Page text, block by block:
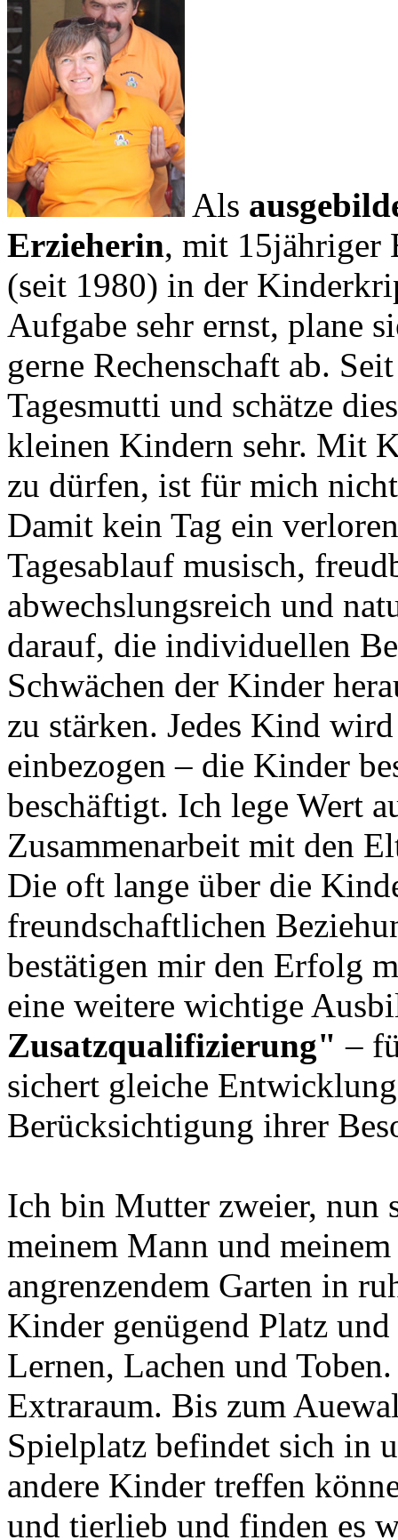
Als
Erzieherin, mit 15jähriger
(seit 1980) in der
Aufgabe sehr ernst, plane
gerne Rechenschaft ab.
Tagesmutti und schätze
kleinen Kindern sehr. Mit
zu dürfen, ist für mich
Damit kein Tag ein
Tagesablauf musisch,
abwechslungsreich und
darauf, die individuellen
Schwächen der Kinder
zu stärken. Jedes Kind
einbezogen – die Kinder
beschäftigt. Ich lege Wert
Zusammenarbeit mit den
Die oft lange über die
freundschaftlichen
bestätigen mir den Erfolg
eine weitere wichtige
Zusatzqualifizierung" –
sichert gleiche
Berücksichtigung ihrer
Ich bin Mutter zweier, nun
meinem Mann und
angrenzendem Garten in
Kinder genügend Platz
Lernen, Lachen und
Extraraum. Bis zum
Spielplatz befindet sich in
andere Kinder treffen
und tierlieb und finden es